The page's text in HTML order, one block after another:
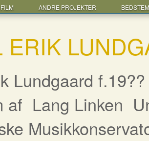
ANDRE PROJEKTER
ERIK
Lundgaard
af Lang Linken